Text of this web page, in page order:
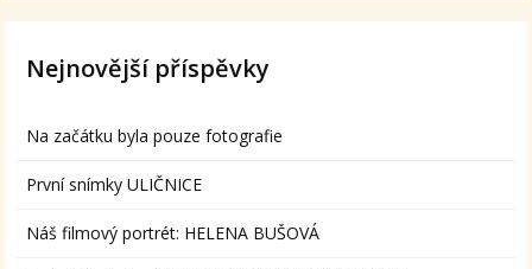
Nejnovější příspěvky
Na začátku byla pouze fotografie
První snímky ULIČNICE
Náš filmový portrét: HELENA BUŠOVÁ